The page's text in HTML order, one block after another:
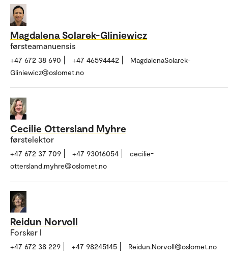
Magdalena Solarek-Gliniewicz
førsteamanuensis
+47 672 38 690 +47 46594442
MagdalenaSolarek-
Gliniewicz@oslomet.no
Cecilie Ottersland Myhre
førstelektor
+47 672 37 709 +47 93016054
cecilie-
ottersland.myhre@oslomet.no
Reidun Norvoll
Forsker I
+47 672 38 229 +47 98245145 Reidun.Norvoll@oslomet.no